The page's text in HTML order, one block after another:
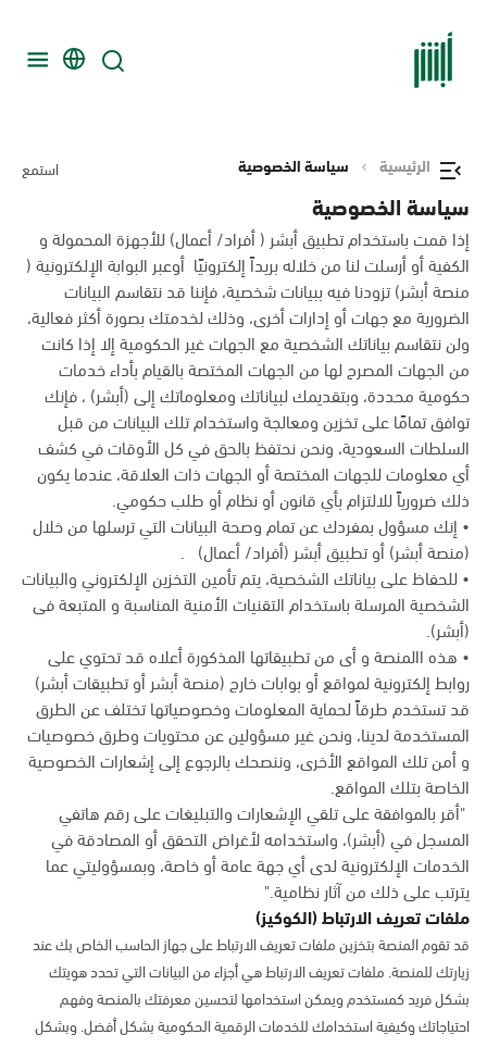
الرئيسية سياسة الخصوصية استمع
سياسة الخصوصية
إذا قمت باستخدام تطبيق أبشر ( أفراد/ أعمال) للأجهزة المحمولة و
الكفية أو أرسلت لنا من خلاله بريداً إلكترونيًا أوعبر البوابة الإلكترونية (
منصة أبشر) تزودنا فيه ببيانات شخصية، فإننا قد نتقاسم البيانات
الضرورية مع جهات أو إدارات أخرى، وذلك لخدمتك بصورة أكثر فعالية،
ولن نتقاسم بياناتك الشخصية مع الجهات غير الحكومية إلا إذا كانت
من الجهات المصرح لها من الجهات المختصة بالقيام بأداء خدمات
حكومية محددة، وبتقديمك لبياناتك ومعلوماتك إلى (أبشر) ، فإنك
توافق تمامًا على تخزين ومعالجة واستخدام تلك البيانات من قبل
السلطات السعودية، ونحن نحتفظ بالحق في كل الأوقات في كشف
أي معلومات للجهات المختصة أو الجهات ذات العلاقة، عندما يكون
ذلك ضرورياً للالتزام بأي قانون أو نظام أو طلب حكومي.
• إنك مسؤول بمفردك عن تمام وصحة البيانات التي ترسلها من خلال
(منصة أبشر) أو تطبيق أبشر (أفراد/ أعمال) .
• للحفاظ على بياناتك الشخصية، يتم تأمين التخزين الإلكتروني والبيانات
الشخصية المرسلة باستخدام التقنيات الأمنية المناسبة و المتبعة فى
(أبشر).
• هذه االمنصة و أى من تطبيقاتها المذكورة أعلاه قد تحتوي على
روابط إلكترونية لمواقع أو بوابات خارج (منصة أبشر أو تطبيقات أبشر)
قد تستخدم طرقاً لحماية المعلومات وخصوصياتها تختلف عن الطرق
المستخدمة لدينا، ونحن غير مسؤولين عن محتويات وطرق خصوصيات
و أمن تلك المواقع الأخرى، وننصحك بالرجوع إلى إشعارات الخصوصية
الخاصة بتلك المواقع.
"أقر بالموافقة على تلقي الإشعارات والتبليغات على رقم هاتفي
المسجل في (أبشر)، واستخدامه لأغراض التحقق أو المصادقة في
الخدمات الإلكترونية لدى أي جهة عامة أو خاصة، وبمسؤوليتي عما
يترتب على ذلك من آثار نظامية."
ملفات تعريف الارتباط (الكوكيز)
قد تقوم المنصة بتخزين ملفات تعريف الارتباط على جهاز الحاسب الخاص بك عند
زيارتك للمنصة. ملفات تعريف الارتباط هي أجزاء من البيانات التي تحدد هويتك
بشكل فريد كمستخدم ويمكن استخدامها لتحسين معرفتك بالمنصة وفهم
احتياجاتك وكيفية استخدامك للخدمات الرقمية الحكومية بشكل أفضل. وبشكل